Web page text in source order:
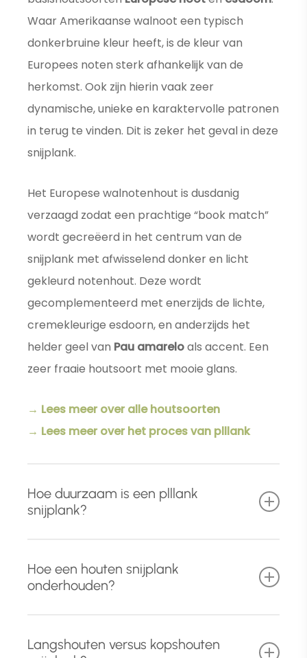
Waar Amerikaanse walnoot een typisch
donkerbruine kleur heeft, is de kleur van
Europees noten sterk afhankelijk van de
herkomst. Ook zijn hierin vaak zeer
dynamische, unieke en karaktervolle patronen
in terug te vinden. Dit is zeker het geval in deze
snijplank.
Het Europese walnotenhout is dusdanig
verzaagd zodat een prachtige “book match”
wordt gecreëerd in het centrum van de
snijplank met afwisselend donker en licht
gekleurd notenhout. Deze wordt
gecomplementeerd met enerzijds de lichte,
cremekleurige esdoorn, en anderzijds het
helder geel van Pau amareloals accent. Een
zeer fraaie houtsoort met mooie glans.
→ Lees meer over alle houtsoorten
→ Lees meer over het proces van plllank
Hoe duurzaam is een plllank
snijplank?
foutvrij massief hardhout, ondergaat iedere
houten snijplank drie behandelingen die
Hoe een houten snijplank
onderhouden?
houdt u uw houten snijplank in topconditie.
Langshouten versus kopshouten